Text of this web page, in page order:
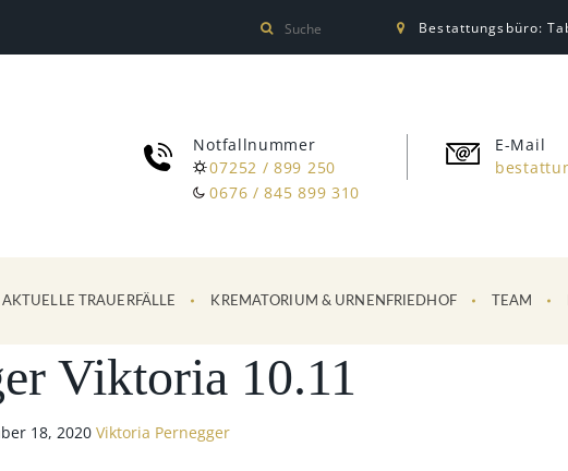
Bestattungsbüro:
Notfallnummer
07252 / 899 250
0676 / 845 899 310
E-Mail
AKTUELLE TRAUERFÄLLE KREMATORIUM & URNENFRIEDHOF TEAM
Viktoria 10.11
18, 2020 Viktoria Pernegger